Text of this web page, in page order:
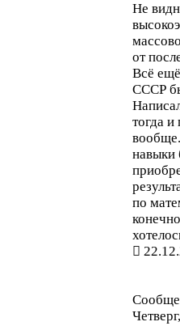
Не
от
Всё
СССР
тогда
навыки
по